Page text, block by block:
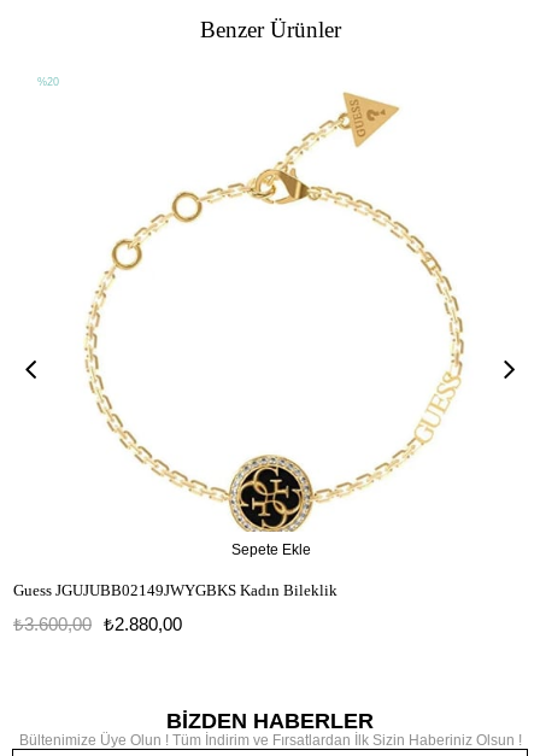
Benzer Ürünler
Guess JGUJUBB02149JWYGBKS Kadın Bileklik
₺2.880,00
₺3.600,00
Sepete Ekle
%20
BİZDEN HABERLER
Bültenimize Üye Olun ! Tüm İndirim ve Fırsatlardan İlk Sizin Haberiniz Olsun !